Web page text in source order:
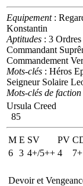
Equipement:
Konstantin
Aptitudes : 3
Commandant
Commandement
Mots-clés : Héros
Seigneur Solaire
Mots-clés de faction
Ursula Creed
85
M E SV PV
6 3 4+/5++ 4 7+
Devoir et